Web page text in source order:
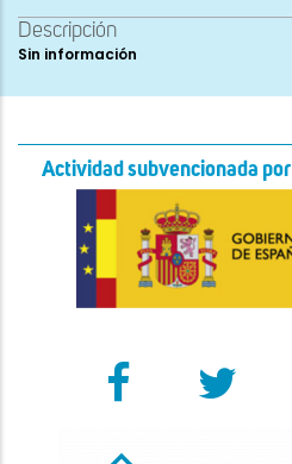
Descripción
Sin información
Actividad subvencionada